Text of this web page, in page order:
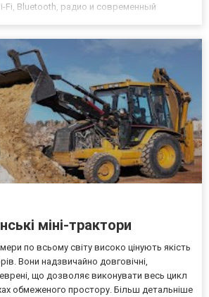
Fi, Bluetooth, радио и современный
міні-трактори
по всьому світу високо цінують якість
Вони надзвичайно довговічні,
що дозволяє виконувати весь цикл
обмеженого простору. Більш детальніше